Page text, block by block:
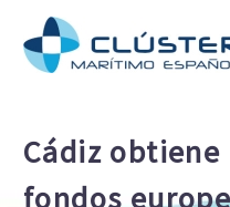
Cádiz
fondos